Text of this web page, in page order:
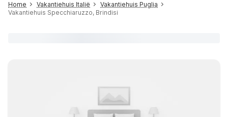
Home Vakantiehuis Italië
Vakantiehuis Puglia
Vakantiehuis Specchiaruzzo, Brindisi